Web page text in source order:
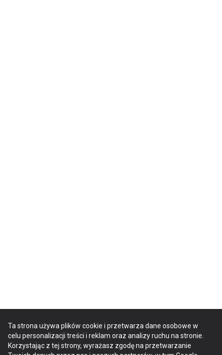
Ta strona używa plików cookie i przetwarza dane osobowe w
celu personalizacji treści i reklam oraz analizy ruchu na stronie.
Korzystając z tej strony, wyrażasz zgodę na przetwarzanie